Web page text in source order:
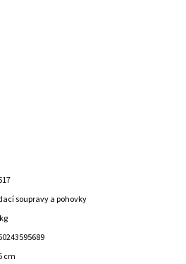
soupravy a pohovky
cm